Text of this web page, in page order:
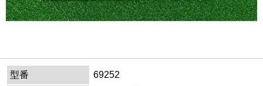
型番
69252